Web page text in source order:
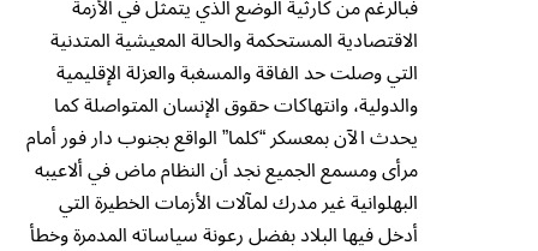
الاقتصادية المستحكمة والحالة المعيشية المتدنية
التي وصلت حد الفاقة والمسغبة والعزلة الإقليمية
والدولية، وانتهاكات حقوق الإنسان المتواصلة كما
يحدث الآن بمعسكر “كلما” الواقع بجنوب دار فور أمام
مرأى ومسمع الجميع نجد أن النظام ماض في ألاعيبه
البهلوانية غير مدرك لمآلات الأزمات الخطيرة التي
أدخل فيها البلاد بفضل رعونة سياساته المدمرة وخطأ